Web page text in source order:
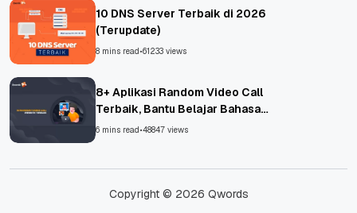
10 DNS Server Terbaik di 2026
(Terupdate)
8 mins read•61233 views
8+ Aplikasi Random Video Call
Terbaik, Bantu Belajar Bahasa
Asing!
6 mins read•48847 views
Copyright © 2026 Qwords